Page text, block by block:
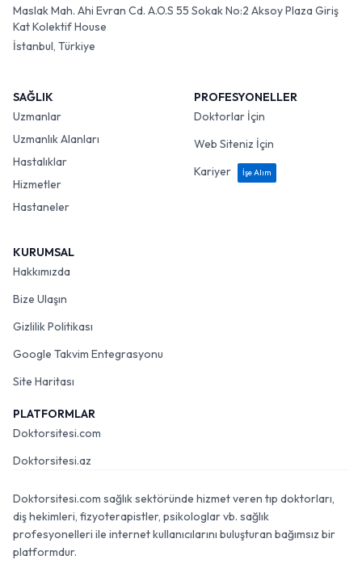
Maslak Mah. Ahi Evran Cd. A.O.S 55 Sokak No:2 Aksoy Plaza Giriş
Kat Kolektif House
İstanbul, Türkiye
SAĞLIK
Uzmanlar
Uzmanlık Alanları
Hastalıklar
Hizmetler
Hastaneler
PROFESYONELLER
Doktorlar İçin
Web Siteniz İçin
Kariyer
İşe Alım
KURUMSAL
Hakkımızda
Bize Ulaşın
Gizlilik Politikası
Google Takvim Entegrasyonu
Site Haritası
PLATFORMLAR
Doktorsitesi.com
Doktorsitesi.az
Doktorsitesi.com sağlık sektöründe hizmet veren tıp doktorları,
diş hekimleri, fizyoterapistler, psikologlar vb. sağlık
profesyonelleri ile internet kullanıcılarını buluşturan bağımsız bir
platformdur.